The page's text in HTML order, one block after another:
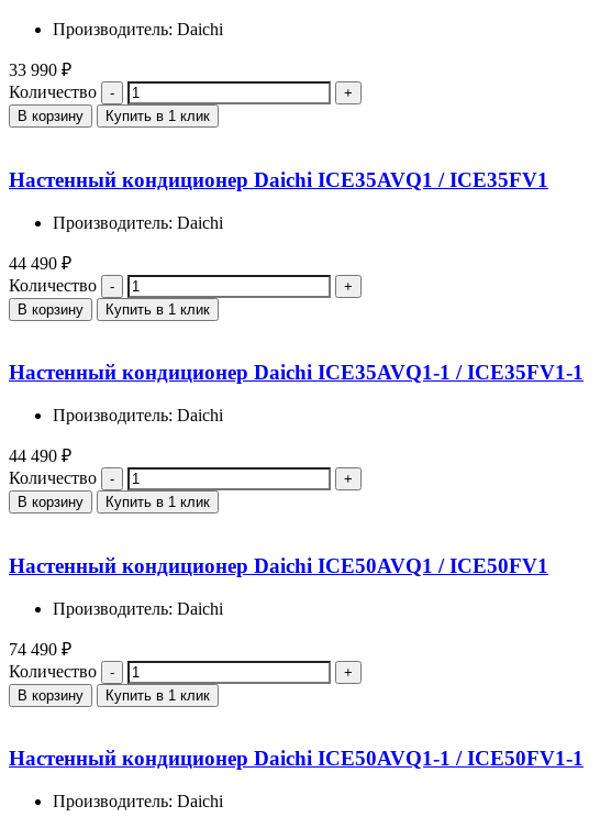
Производитель: Daichi
33 990 ₽
Количество
В корзину Купить в 1 клик
Настенный кондиционер Daichi ICE35AVQ1 / ICE35FV1
Производитель: Daichi
44 490 ₽
Количество
В корзину Купить в 1 клик
Настенный кондиционер Daichi ICE35AVQ1-1 / ICE35FV1-1
Производитель: Daichi
44 490 ₽
Количество
В корзину Купить в 1 клик
Настенный кондиционер Daichi ICE50AVQ1 / ICE50FV1
Производитель: Daichi
74 490 ₽
Количество
В корзину Купить в 1 клик
Настенный кондиционер Daichi ICE50AVQ1-1 / ICE50FV1-1
Производитель: Daichi